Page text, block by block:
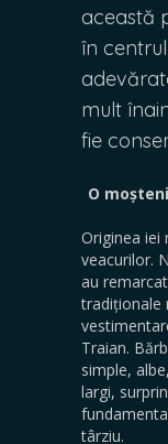
această
în
mult
fie
O
Originea iei
veacurilor.
au
tradiționale
Traian.
simple,
largi,
târziu.